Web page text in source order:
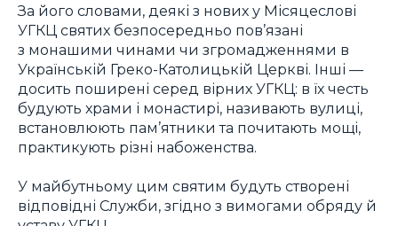
За його словами, деякі з нових у Місяцеслові
УГКЦ святих безпосередньо пов’язані
з монашими чинами чи згромадженнями в
Українській Греко-Католицькій Церкві. Інші —
досить поширені серед вірних УГКЦ: в їх честь
будують храми і монастирі, називають вулиці,
встановлюють пам’ятники та почитають мощі,
практикують різні набоженства.
У майбутньому цим святим будуть створені
відповідні Служби, згідно з вимогами обряду й